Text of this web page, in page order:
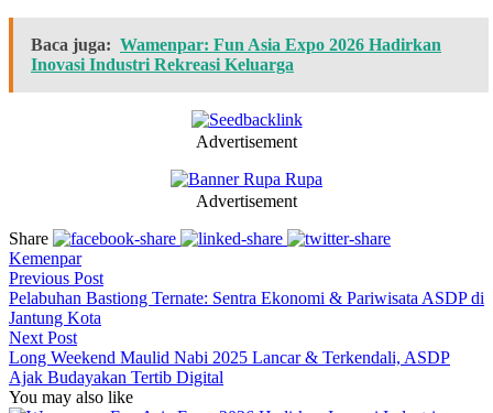
Baca juga: Wamenpar: Fun Asia Expo 2026 Hadirkan
Inovasi Industri Rekreasi Keluarga
Advertisement
Advertisement
Share
Kemenpar
Previous Post
Pelabuhan Bastiong Ternate: Sentra Ekonomi & Pariwisata ASDP di
Jantung Kota
Next Post
Long Weekend Maulid Nabi 2025 Lancar & Terkendali, ASDP
Ajak Budayakan Tertib Digital
You may also like